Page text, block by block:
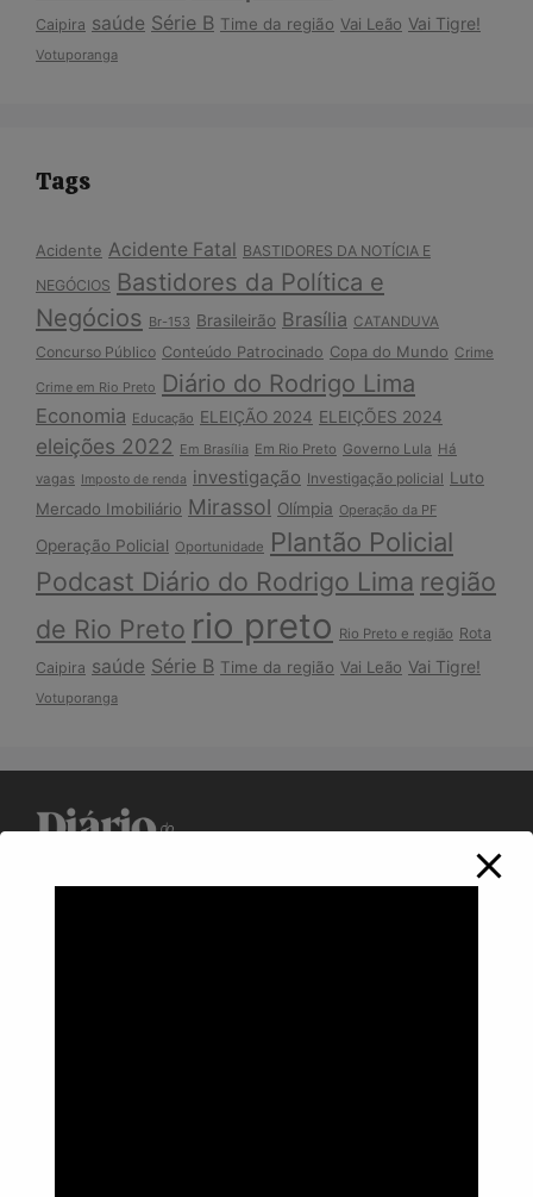
Caipira saúde Série B Time da região Vai Leão Vai Tigre!
Votuporanga
Tags
Acidente Acidente Fatal BASTIDORES DA NOTÍCIA E
NEGÓCIOS Bastidores da Política e
Negócios Br-153 Brasileirão Brasília CATANDUVA
Concurso Público Conteúdo Patrocinado Copa do Mundo Crime
Crime em Rio Preto Diário do Rodrigo Lima
Economia Educação ELEIÇÃO 2024 ELEIÇÕES 2024
eleições 2022 Em Brasília Em Rio Preto Governo Lula Há
vagas Imposto de renda investigação Investigação policial Luto
Mercado Imobiliário Mirassol Olímpia Operação da PF
Operação Policial Oportunidade Plantão Policial
Podcast Diário do Rodrigo Lima região
de Rio Preto rio preto Rio Preto e região Rota
Caipira saúde Série B Time da região Vai Leão Vai Tigre!
Votuporanga